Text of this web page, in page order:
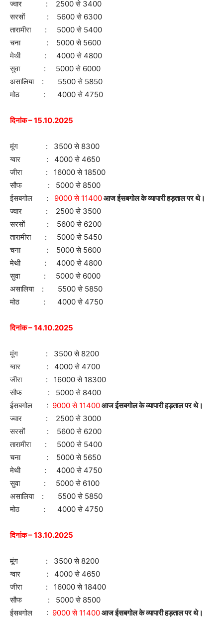
ज्वार : 2500 से 3400
सरसों : 5600 से 6300
तारामीरा : 5000 से 5400
चना : 5000 से 5600
मेथी : 4000 से 4800
सुवा : 5000 से 6000
असालिया : 5500 से 5850
मोठ : 4000 से 4750
दिनांक – 15.10.2025
मूंग : 3500 से 8300
ग्वार : 4000 से 4650
जीरा : 16000 से 18500
सौफ : 5000 से 8500
ईसबगोल : 9000 से 11400आज ईसबगोल के व्यापारी हड़ताल पर थे।
ज्वार : 2500 से 3500
सरसों : 5600 से 6200
तारामीरा : 5000 से 5450
चना : 5000 से 5600
मेथी : 4000 से 4800
सुवा : 5000 से 6000
असालिया : 5500 से 5850
मोठ : 4000 से 4750
दिनांक – 14.10.2025
मूंग : 3500 से 8200
ग्वार : 4000 से 4700
जीरा : 16000 से 18300
सौफ : 5000 से 8400
ईसबगोल : 9000 से 11400आज ईसबगोल के व्यापारी हड़ताल पर थे।
ज्वार : 2500 से 3000
सरसों : 5600 से 6200
तारामीरा : 5000 से 5400
चना : 5000 से 5650
मेथी : 4000 से 4750
सुवा : 5000 से 6100
असालिया : 5500 से 5850
मोठ : 4000 से 4750
दिनांक – 13.10.2025
मूंग : 3500 से 8200
ग्वार : 4000 से 4650
जीरा : 16000 से 18400
सौफ : 5000 से 8500
ईसबगोल : 9000 से 11400आज ईसबगोल के व्यापारी हड़ताल पर थे।